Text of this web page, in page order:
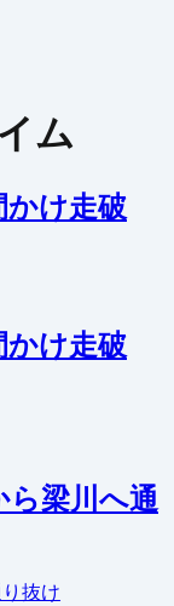
ム
かけ走破
かけ走破
ら梁川へ通